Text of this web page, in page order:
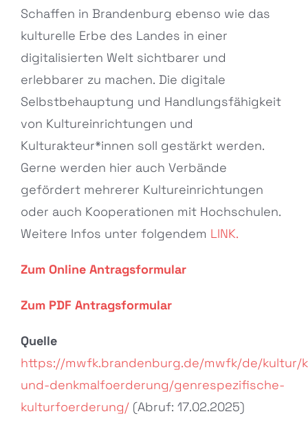
Schaffen in Brandenburg ebenso wie das
kulturelle Erbe des Landes in einer
digitalisierten Welt sichtbarer und
erlebbarer zu machen. Die digitale
Selbstbehauptung und Handlungsfähigkeit
von Kultureinrichtungen und
Kulturakteur*innen soll gestärkt werden.
Gerne werden hier auch Verbände
gefördert mehrerer Kultureinrichtungen
oder auch Kooperationen mit Hochschulen.
Weitere Infos unter folgendem LINK.
Zum Online Antragsformular
Zum PDF Antragsformular
Quelle
https://mwfk.brandenburg.de/mwfk/de/kultur/
und-denkmalfoerderung/genrespezifische-
kulturfoerderung/ (Abruf: 17.02.2025)